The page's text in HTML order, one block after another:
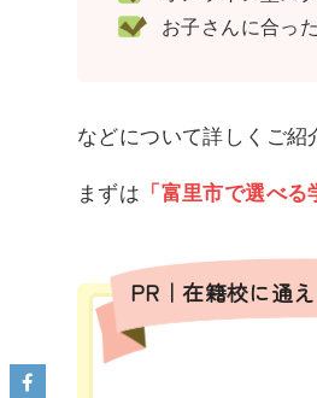
お子さんに合っ
などについて詳しくご紹
まずは 「富里市で選べ
PR｜在籍校に通